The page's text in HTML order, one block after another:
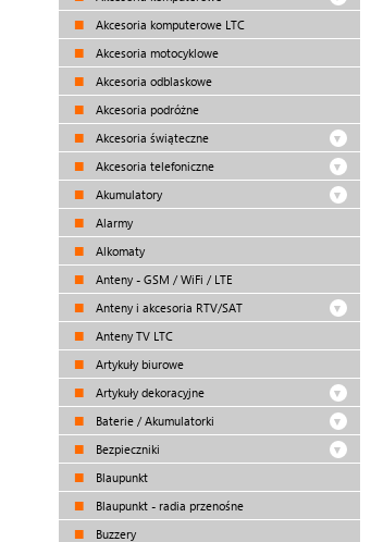
Akcesoria komputerowe LTC
Akcesoria motocyklowe
Akcesoria odblaskowe
Akcesoria podróżne
Akcesoria świąteczne
Akcesoria telefoniczne
Akumulatory
Alarmy
Alkomaty
Anteny - GSM / WiFi / LTE
Anteny i akcesoria RTV/SAT
Anteny TV LTC
Artykuły biurowe
Artykuły dekoracyjne
Baterie / Akumulatorki
Bezpieczniki
Blaupunkt
Blaupunkt - radia przenośne
Buzzery